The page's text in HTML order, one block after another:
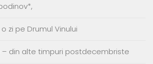
zi pe Drumul Vinului
– din alte timpuri postdecembriste